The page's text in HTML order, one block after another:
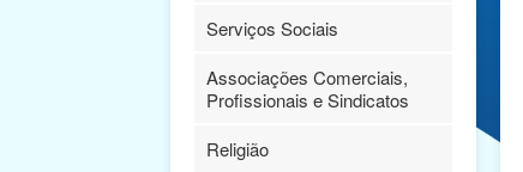
Serviços Sociais
Associações Comerciais,
Profissionais e Sindicatos
Religião